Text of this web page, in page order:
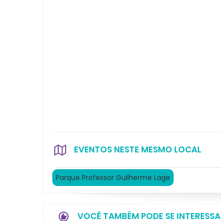
EVENTOS NESTE MESMO LOCAL
Parque Professor Guilherme Lage
VOCÊ TAMBÉM PODE SE